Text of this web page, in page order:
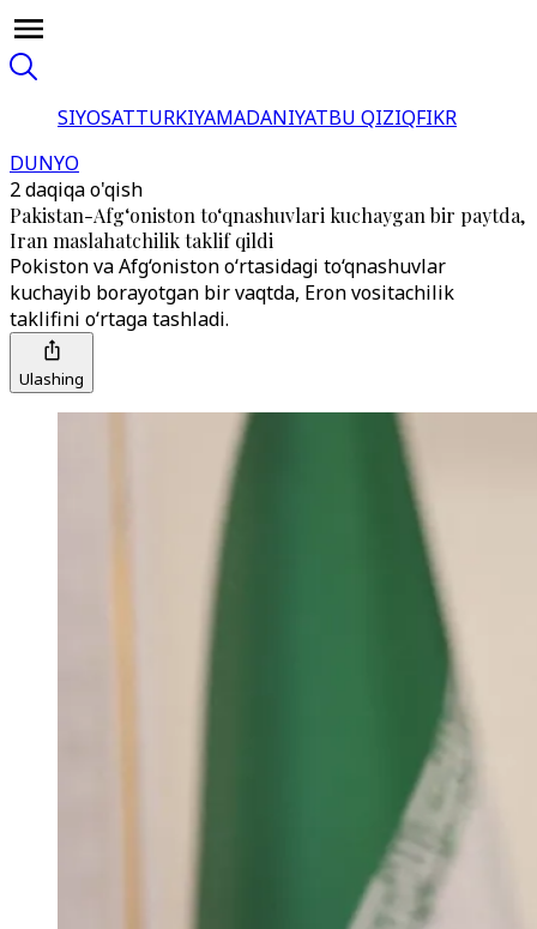
SIYOSATTURKIYAMADANIYATBU QIZIQFIKR
DUNYO
2 daqiqa o'qish
Pakistan-Afg‘oniston to‘qnashuvlari kuchaygan bir paytda,
Iran maslahatchilik taklif qildi
Pokiston va Afg‘oniston o‘rtasidagi to‘qnashuvlar
kuchayib borayotgan bir vaqtda, Eron vositachilik
taklifini o‘rtaga tashladi.
Ulashing